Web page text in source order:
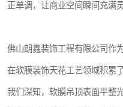
正单调，让商业空间瞬间充满
佛山朗鑫装饰工程有限公司作
在软膜装饰天花工艺领域积累
我们深知，软膜吊顶表面平整